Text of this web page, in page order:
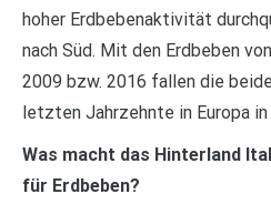
hoher Erdbebenaktivität
nach Süd. Mit den Erdbeben
2009 bzw. 2016 fallen die
letzten Jahrzehnte in Europa
Was macht das Hinterland
für Erdbeben?